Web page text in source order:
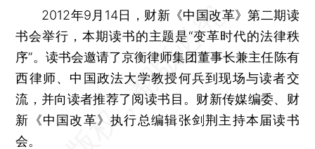
2012年9月14日，财新《中国改革》第二期读
书会举行，本期读书的主题是“变革时代的法律秩
序”。读书会邀请了京衡律师集团董事长兼主任陈有
西律师、中国政法大学教授何兵到现场与读者交
流，并向读者推荐了阅读书目。财新传媒编委、财
新《中国改革》执行总编辑张剑荆主持本届读书
会。